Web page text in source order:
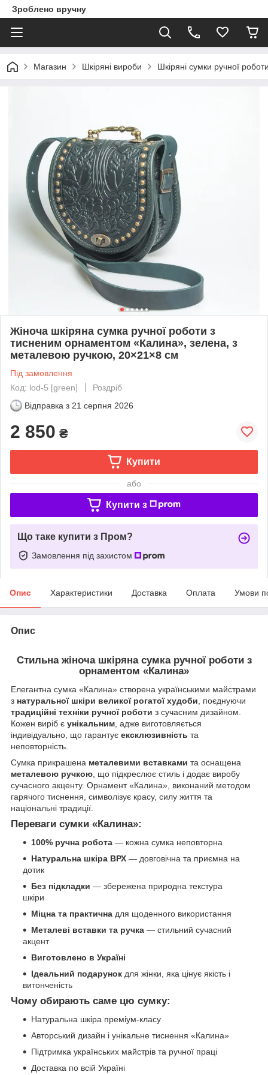
Зроблено вручну
Магазин Шкіряні вироби Шкіряні сумки ручної
Жіноча шкіряна сумка ручної роботи з
тисненим орнаментом «Калина», зелена, з
металевою ручкою, 20×21×8 см
Під замовлення
Код: lod-5 [green]
Роздріб
Відправка з 21 серпня 2026
2 850 ₴
Купити
або
Купити з
Що таке купити з Пром?
Замовлення під захистом
Опис Характеристики Доставка Оплата Умови
Опис
Стильна жіноча шкіряна сумка ручної роботи з
орнаментом «Калина»
Елегантна сумка «Калина» створена українськими майстрами
з натуральної шкіри великої рогатої худоби, поєднуючи
традиційні техніки ручної роботи з сучасним дизайном.
Кожен виріб є унікальним, адже виготовляється
індивідуально, що гарантує ексклюзивність та
неповторність.
Сумка прикрашена металевими вставками та оснащена
металевою ручкою, що підкреслює стиль і додає виробу
сучасного акценту. Орнамент «Калина», виконаний методом
гарячого тиснення, символізує красу, силу життя та
національні традиції.
Переваги сумки «Калина»:
100% ручна робота — кожна сумка неповторна
Натуральна шкіра ВРХ — довговічна та приємна на
дотик
Без підкладки — збережена природна текстура
шкіри
Міцна та практична для щоденного використання
Металеві вставки та ручка — стильний сучасний
акцент
Виготовлено в Україні
Ідеальний подарунок для жінки, яка цінує якість і
витонченість
Чому обирають саме цю сумку:
Натуральна шкіра преміум-класу
Авторський дизайн і унікальне тиснення «Калина»
Підтримка українських майстрів та ручної праці
Доставка по всій Україні